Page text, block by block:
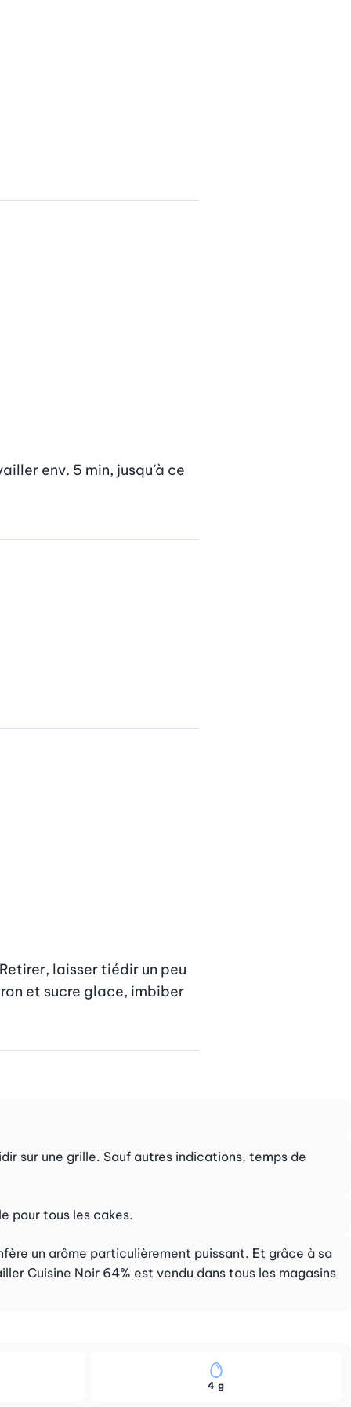
env. 5 min, jusqu’à ce
laisser tiédir un peu
et sucre glace, imbiber
sur une grille. Sauf autres indications, temps de
pour tous les cakes.
un arôme particulièrement puissant. Et grâce à sa
Cuisine Noir 64% est vendu dans tous les magasins
4 g